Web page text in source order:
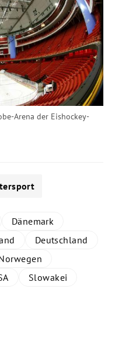
Arena der Eishockey-
Dänemark
Deutschland
Slowakei